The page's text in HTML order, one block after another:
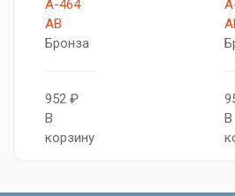
A-464
AB
Бронза
952 ₽
В
корзину
В